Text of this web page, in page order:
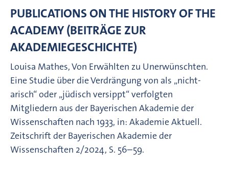
PUBLICATIONS ON THE HISTORY OF THE
ACADEMY (BEITRÄGE ZUR
AKADEMIEGESCHICHTE)
Louisa Mathes, Von Erwählten zu Unerwünschten.
Eine Studie über die Verdrängung von als „nicht-
arisch“ oder „jüdisch versippt“ verfolgten
Mitgliedern aus der Bayerischen Akademie der
Wissenschaften nach 1933, in: Akademie Aktuell.
Zeitschrift der Bayerischen Akademie der
Wissenschaften 2/2024, S. 56–59.